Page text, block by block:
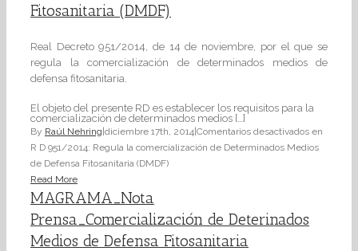
Fitosanitaria (DMDF)
Real Decreto 951/2014, de 14 de noviembre, por el que se
regula la comercialización de determinados medios de
defensa fitosanitaria.
El objeto del presente RD es establecer los requisitos para la
comercialización de determinados medios […]
By Raúl Nehring|diciembre 17th, 2014|Comentarios desactivados en
R D 951/2014: Regula la comercialización de Determinados Medios
de Defensa Fitosanitaria (DMDF)
Read More
MAGRAMA_Nota
Prensa_Comercialización de Deterinados
Medios de Defensa Fitosanitaria